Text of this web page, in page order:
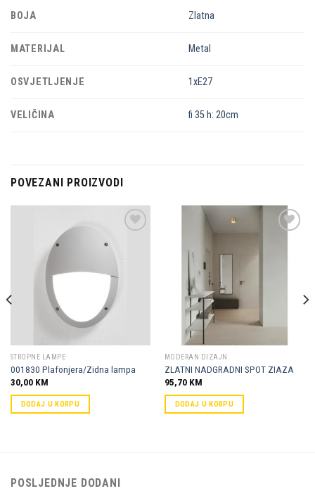
BOJA Zlatna
MATERIJAL Metal
OSVJETLJENJE 1xE27
VELIČINA fi 35 h: 20cm
POVEZANI PROIZVODI
omiljene
STROPNE LAMPE
001830 Plafonjera/Zidna lampa
30,00 KM
DODAJ U KORPU
MODERAN DIZAJN
ZLATNI NADGRADNI SPOT ZIAZA
95,70 KM
DODAJ U KORPU
POSLJEDNJE DODANI